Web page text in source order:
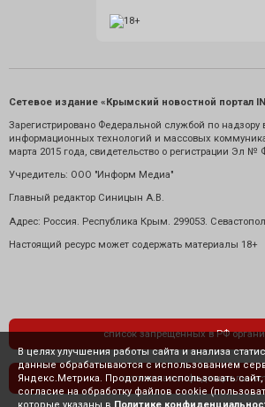
Сетевое издание «Крымский новостной портал
Зарегистрировано Федеральной службой по надзору
информационных технологий и массовых
марта 2015 года, свидетельство о регистрации Эл №
Учредитель: ООО "Информ Медиа"
Главный редактор Синицын А.В.
Адрес: Россия. Республика Крым. 299053.
Настоящий ресурс может содержать материалы 18+
список запрещенных в РФ
политика
В целях улучшения работы сайта и анализа
данные обрабатываются с использованием
Яндекс.Метрика. Продолжая использовать
согласие на обработку файлов cookie
которые указаны в Политике